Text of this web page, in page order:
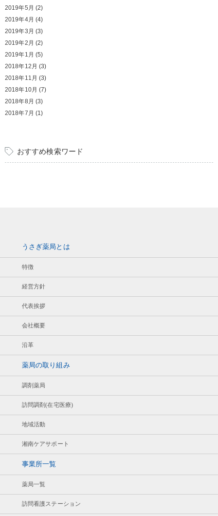
2019年5月 (2)
2019年4月 (4)
2019年3月 (3)
2019年2月 (2)
2019年1月 (5)
2018年12月 (3)
2018年11月 (3)
2018年10月 (7)
2018年8月 (3)
2018年7月 (1)
おすすめ検索ワード
うさぎ薬局とは
特徴
経営方針
代表挨拶
会社概要
沿革
薬局の取り組み
調剤薬局
訪問調剤(在宅医療)
地域活動
湘南ケアサポート
事業所一覧
薬局一覧
訪問看護ステーション